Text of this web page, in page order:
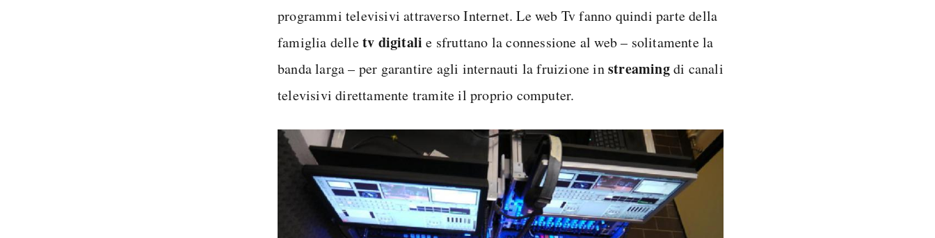
programmi televisivi attraverso Internet. Le web Tv fanno quindi parte della
famiglia delletv digitali e sfruttano la connessione al web – solitamente la
banda larga – per garantire agli internauti la fruizione instreamingdi canali
televisivi direttamente tramite il proprio computer.